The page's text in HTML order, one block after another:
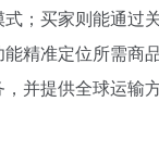
；买家则能通过
精准定位所需商
并提供全球运输